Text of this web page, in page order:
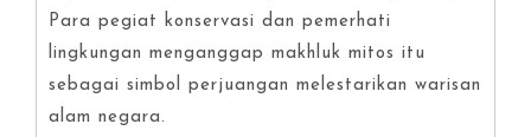
Para pegiat konservasi dan pemerhati
lingkungan menganggap makhluk mitos itu
sebagai simbol perjuangan melestarikan warisan
alam negara.